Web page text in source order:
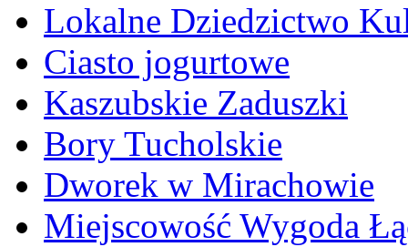
Lokalne Dziedzictwo
Ciasto jogurtowe
Kaszubskie Zaduszki
Bory Tucholskie
Dworek w Mirachowie
Miejscowość Wygoda